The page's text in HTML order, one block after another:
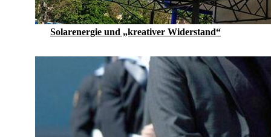
Solarenergie und „kreativer Widerstand“